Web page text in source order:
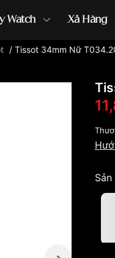
Watch Xả Hàng
đồng hồ Orient ...
/ Tissot 34mm Nữ